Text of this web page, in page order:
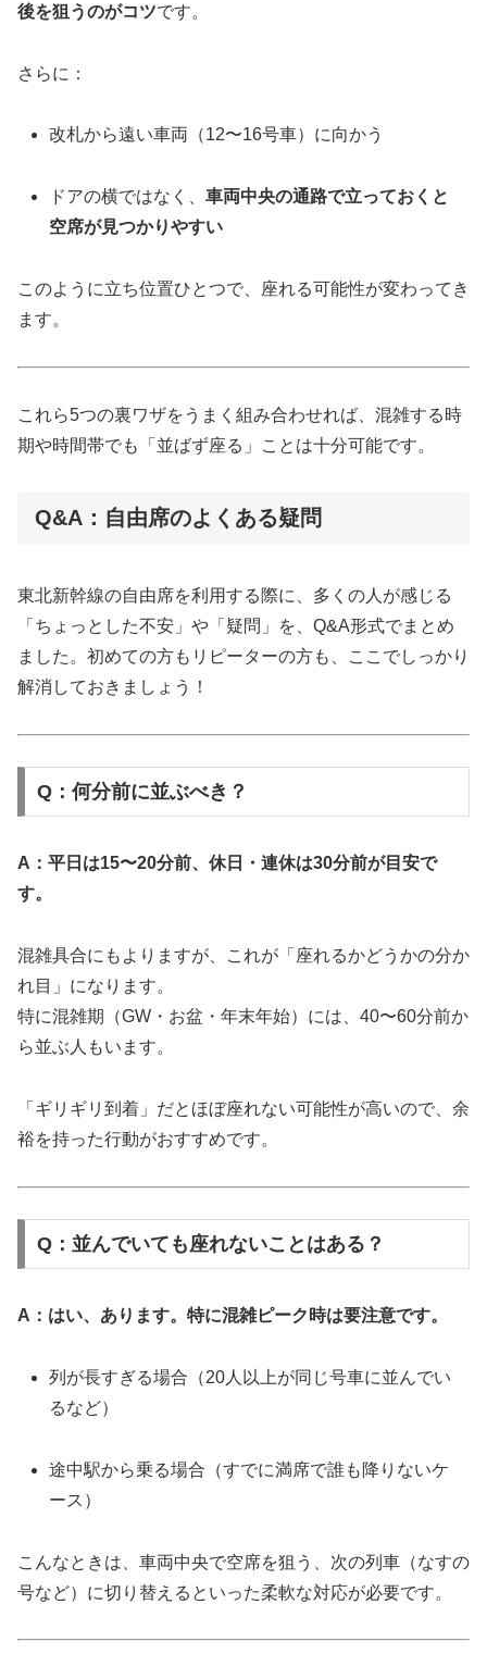
後を狙うのがコツです。
さらに：
改札から遠い車両（12〜16号車）に向かう
ドアの横ではなく、車両中央の通路で立っておくと
空席が見つかりやすい
このように立ち位置ひとつで、座れる可能性が変わってき
ます。
これら5つの裏ワザをうまく組み合わせれば、混雑する時
期や時間帯でも「並ばず座る」ことは十分可能です。
Q&A：自由席のよくある疑問
東北新幹線の自由席を利用する際に、多くの人が感じる
「ちょっとした不安」や「疑問」を、Q&A形式でまとめ
ました。初めての方もリピーターの方も、ここでしっかり
解消しておきましょう！
Q：何分前に並ぶべき？
A：平日は15〜20分前、休日・連休は30分前が目安で
す。
混雑具合にもよりますが、これが「座れるかどうかの分か
れ目」になります。
特に混雑期（GW・お盆・年末年始）には、40〜60分前か
ら並ぶ人もいます。
「ギリギリ到着」だとほぼ座れない可能性が高いので、余
裕を持った行動がおすすめです。
Q：並んでいても座れないことはある？
A：はい、あります。特に混雑ピーク時は要注意です。
列が長すぎる場合（20人以上が同じ号車に並んでい
るなど）
途中駅から乗る場合（すでに満席で誰も降りないケ
ース）
こんなときは、車両中央で空席を狙う、次の列車（なすの
号など）に切り替えるといった柔軟な対応が必要です。